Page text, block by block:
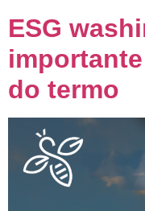
ESG
do termo